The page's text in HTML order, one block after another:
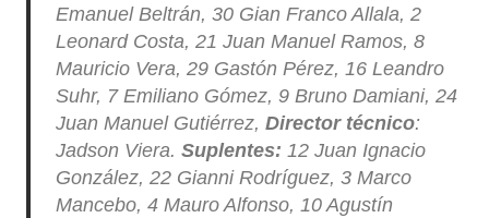
Emanuel Beltrán, 30 Gian Franco Allala, 2
Leonard Costa, 21 Juan Manuel Ramos, 8
Mauricio Vera, 29 Gastón Pérez, 16 Leandro
Suhr, 7 Emiliano Gómez, 9 Bruno Damiani, 24
Juan Manuel Gutiérrez, Director técnico:
Jadson Viera. Suplentes: 12 Juan Ignacio
González, 22 Gianni Rodríguez, 3 Marco
Mancebo, 4 Mauro Alfonso, 10 Agustín